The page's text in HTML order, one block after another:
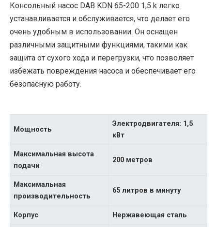
Консольный насос DAB KDN 65-200 1,5 k легко
устанавливается и обслуживается, что делает его
очень удобным в использовании. Он оснащен
различными защитными функциями, такими как
защита от сухого хода и перегрузки, что позволяет
избежать повреждения насоса и обеспечивает его
безопасную работу.
Мощность
Электродвигателя: 1,5
кВт
Максимальная высота
подачи
200 метров
Максимальная
производительность
65 литров в минуту
Корпус Нержавеющая сталь